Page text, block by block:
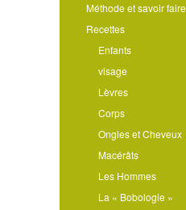
Méthode et savoir faire
Recettes
Enfants
visage
Lèvres
Corps
Ongles et Cheveux
Macérâts
Les Hommes
La « Bobologie »